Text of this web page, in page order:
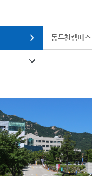
동두천캠퍼스